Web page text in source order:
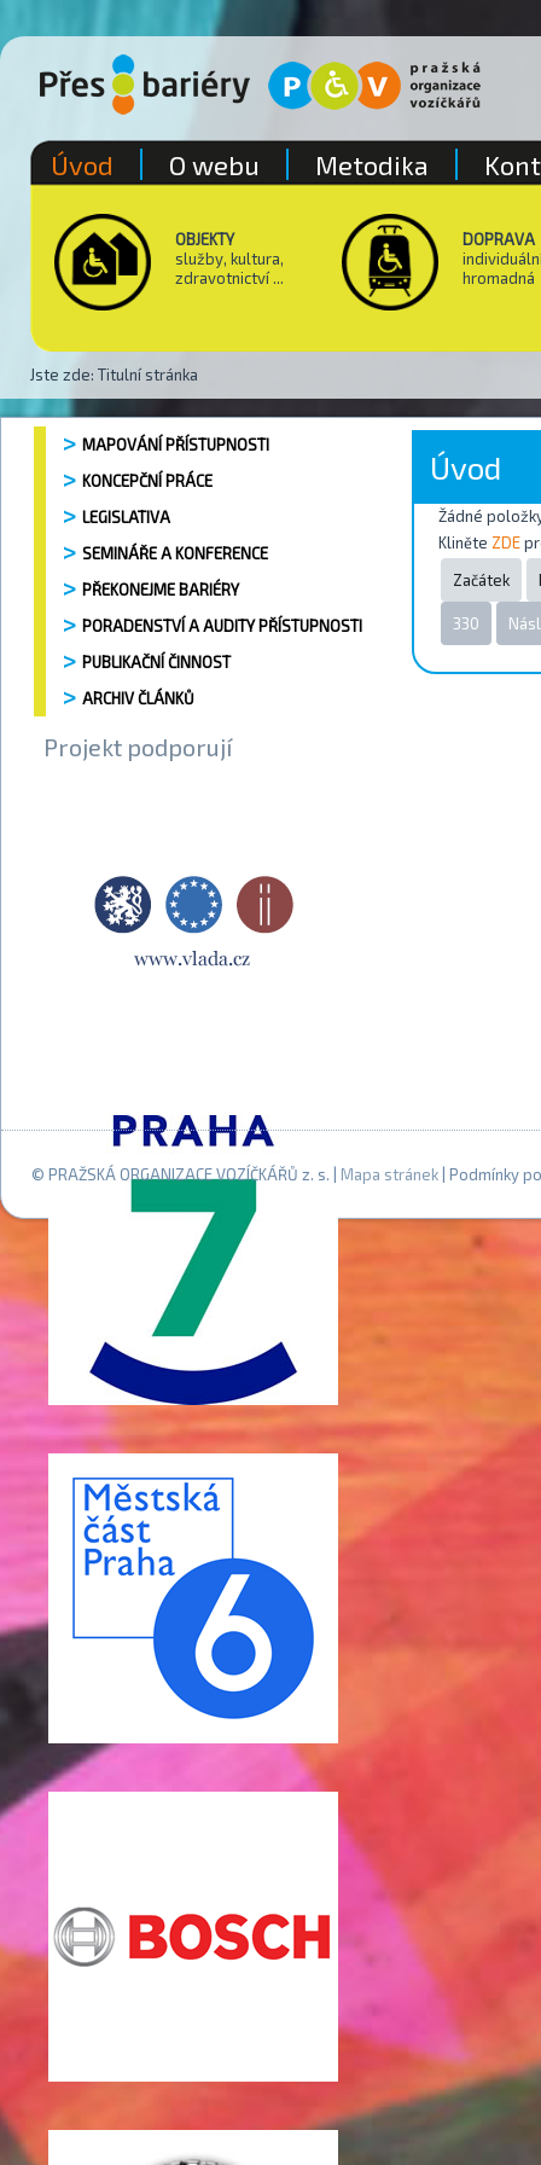
OBJEKTY
služby, kultura,
zdravotnictví ...
DOPRAVA
hromadná
Jste zde: Titulní stránka
Úvod O webu Metodika
MAPOVÁNÍ PŘÍSTUPNOSTI
KONCEPČNÍ PRÁCE
LEGISLATIVA
SEMINÁŘE A KONFERENCE
PŘEKONEJME BARIÉRY
PORADENSTVÍ A AUDITY PŘÍSTUPNOSTI
PUBLIKAČNÍ ČINNOST
ARCHIV ČLÁNKŮ
Projekt podporují
Úvod
Žádné
Kliněte ZDE
Začátek
330
© PRAŽSKÁ ORGANIZACE VOZÍČKÁŘŮ z. s. | Mapa stránek | Podmínky